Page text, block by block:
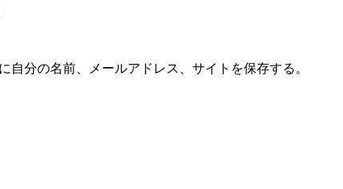
自分の名前、メールアドレス、サイトを保存する。